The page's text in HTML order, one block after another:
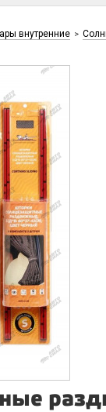
внутренние >